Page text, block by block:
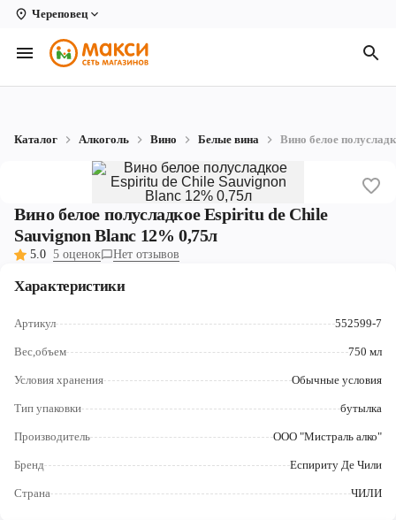
Череповец
Вологда
Архангельск
Коряжма
Котлас
Новодвинск
Рыбинск
Череповец
Ярославль
Каталог Алкоголь Вино Белые вина Вино белое
Вино белое полусладкое Espiritu de Chile
Sauvignon Blanc 12% 0,75л
5.0 5 оценок Нет отзывов
Характеристики
Артикул 552599-7
Вес,объем 750 мл
Условия хранения Обычные условия
Тип упаковки бутылка
Производитель ООО "Мистраль алко"
Бренд Еспириту Де Чили
Страна ЧИЛИ